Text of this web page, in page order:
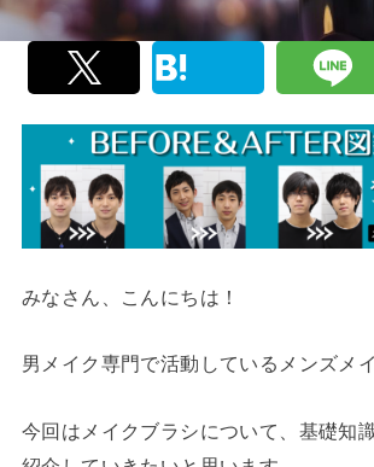
みなさん、こんにちは！
男メイク専門で活動しているメンズメ
今回はメイクブラシについて、基礎知